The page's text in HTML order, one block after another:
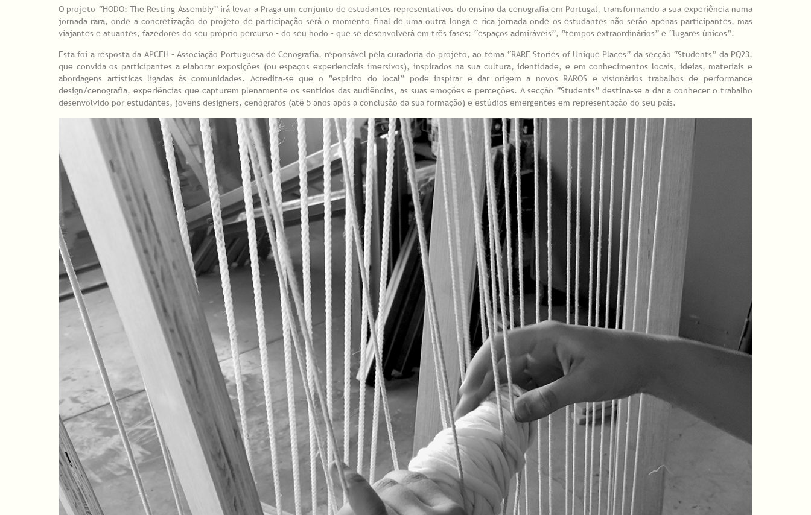
O projeto “HODO: The Resting Assembly” irá levar a Praga um conjunto de estudantes representativos do ensino da cenografia em Portugal, transformando a sua experiência numa
jornada rara, onde a concretização do projeto de participação será o momento final de uma outra longa e rica jornada onde os estudantes não serão apenas participantes, mas
viajantes e atuantes, fazedores do seu próprio percurso – do seu hodo – que se desenvolverá em três fases: “espaços admiráveis”, “tempos extraordinários” e “lugares únicos”.
Esta foi a resposta da APCEN – Associação Portuguesa de Cenografia, reponsável pela curadoria do projeto, ao tema “RARE Stories of Unique Places” da secção “Students” da PQ23,
que convida os participantes a elaborar exposições (ou espaços experienciais imersivos), inspirados na sua cultura, identidade, e em conhecimentos locais, ideias, materiais e
abordagens artísticas ligadas às comunidades. Acredita-se que o “espirito do local” pode inspirar e dar origem a novos RAROS e visionários trabalhos de performance
design/cenografia, experiências que capturem plenamente os sentidos das audiências, as suas emoções e perceções. A secção “Students” destina-se a dar a conhecer o trabalho
desenvolvido por estudantes, jovens designers, cenógrafos (até 5 anos após a conclusão da sua formação) e estúdios emergentes em representação do seu país.